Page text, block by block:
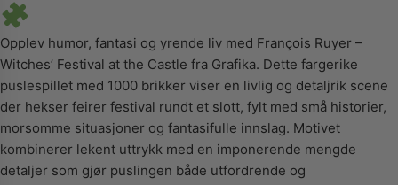
Opplev humor, fantasi og yrende liv med François Ruyer –
Witches’ Festival at the Castle fra Grafika. Dette fargerike
puslespillet med 1000 brikker viser en livlig og detaljrik scene
der hekser feirer festival rundt et slott, fylt med små historier,
morsomme situasjoner og fantasifulle innslag. Motivet
kombinerer lekent uttrykk med en imponerende mengde
detaljer som gjør puslingen både utfordrende og